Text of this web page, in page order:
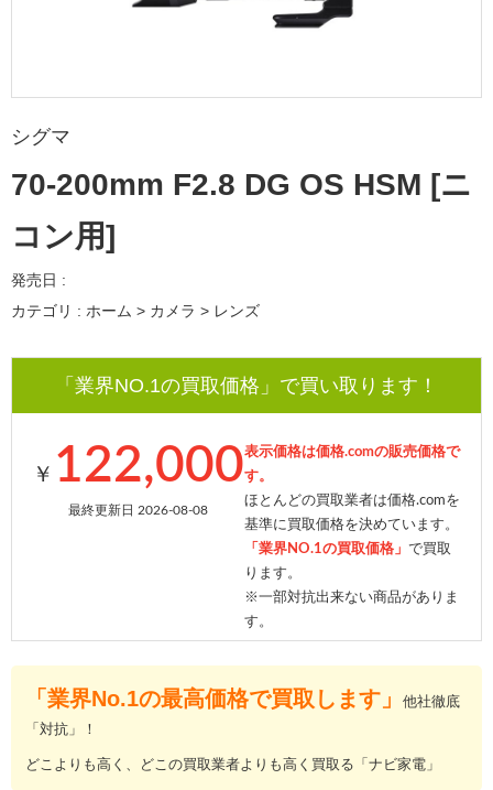
シグマ
70-200mm F2.8 DG OS HSM [ニ
コン用]
発売日 :
カテゴリ : ホーム > カメラ > レンズ
「業界NO.1の買取価格」で買い取ります！
￥ 122,000
最終更新日 2026-08-08
表示価格は価格.comの販売価格で
す。
ほとんどの買取業者は価格.comを
基準に買取価格を決めています。
「業界NO.1の買取価格」 で買取
ります。
※一部対抗出来ない商品がありま
す。
「業界No.1の最高価格で買取します」
他社徹底
「対抗」！
どこよりも高く、どこの買取業者よりも高く買取る「ナビ家電」